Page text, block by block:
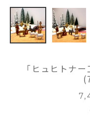
「ヒュヒトナ